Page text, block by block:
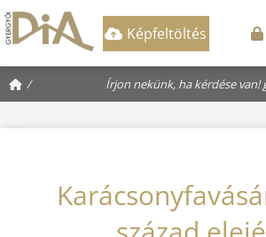
Képfeltöltés
/ Írjon nekünk, ha kérdése van!